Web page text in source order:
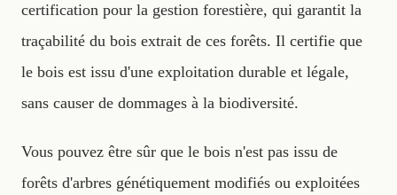
certification pour la gestion forestière, qui garantit la
traçabilité du bois extrait de ces forêts. Il certifie que
le bois est issu d'une exploitation durable et légale,
sans causer de dommages à la biodiversité.
Vous pouvez être sûr que le bois n'est pas issu de
forêts d'arbres génétiquement modifiés ou exploitées